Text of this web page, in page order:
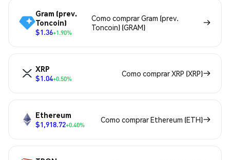
Gram (prev.
Toncoin)
$1.36+1.90%
Como comprar Gram (prev.
Toncoin) (GRAM)
XRP
$1.04+0.50%
Como comprar XRP (XRP)
Ethereum
$1,918.72+0.40%
Como comprar Ethereum (ETH)